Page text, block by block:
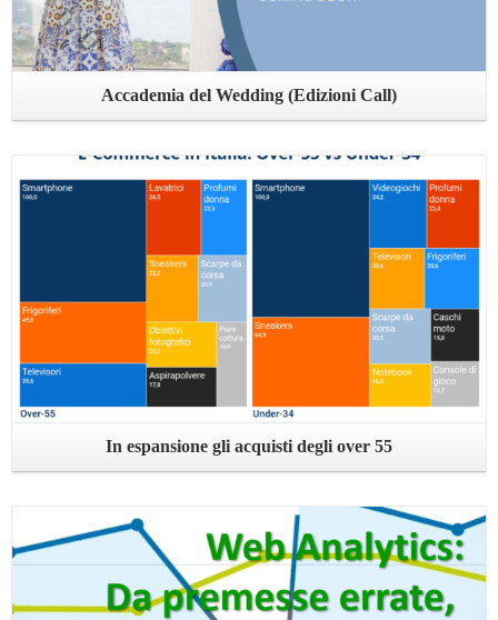
Accademia del Wedding (Edizioni Call)
Leggi ...
In espansione gli acquisti degli over 55
Leggi ...